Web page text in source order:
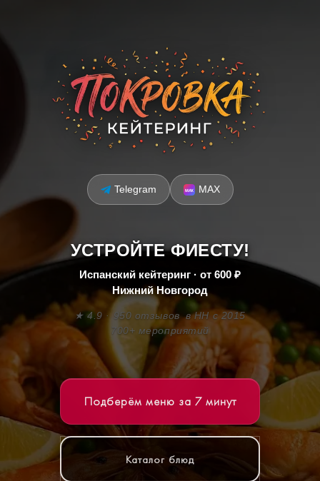
Подберём меню за 7 минут
Каталог блюд
Telegram MAX
УСТРОЙТЕ ФИЕСТУ!
Испанский кейтеринг · от 600 ₽
Нижний Новгород
★ 4.9 · 950 отзывов в НН с 2015
700+ мероприятий